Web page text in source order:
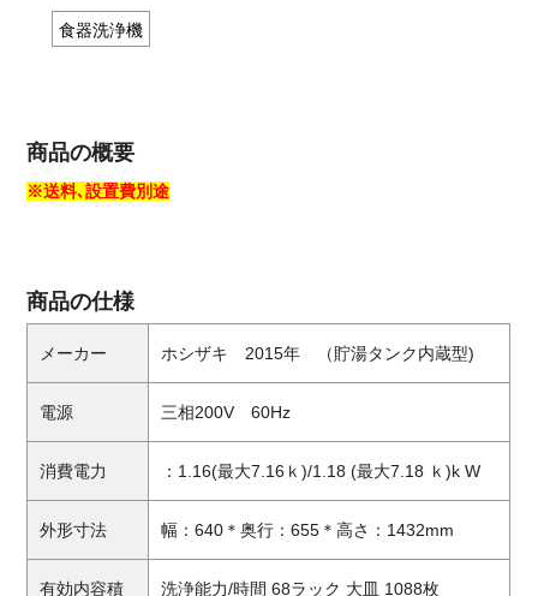
食器洗浄機
商品の概要
※送料､設置費別途
商品の仕様
メーカー ホシザキ 2015年 （貯湯タンク内蔵型)
電源 三相200V 60Hz
消費電力 ：1.16(最大7.16ｋ)/1.18 (最大7.18 ｋ)k W
外形寸法 幅：640＊奥行：655＊高さ：1432mm
有効内容積 洗浄能力/時間 68ラック 大皿 1088枚